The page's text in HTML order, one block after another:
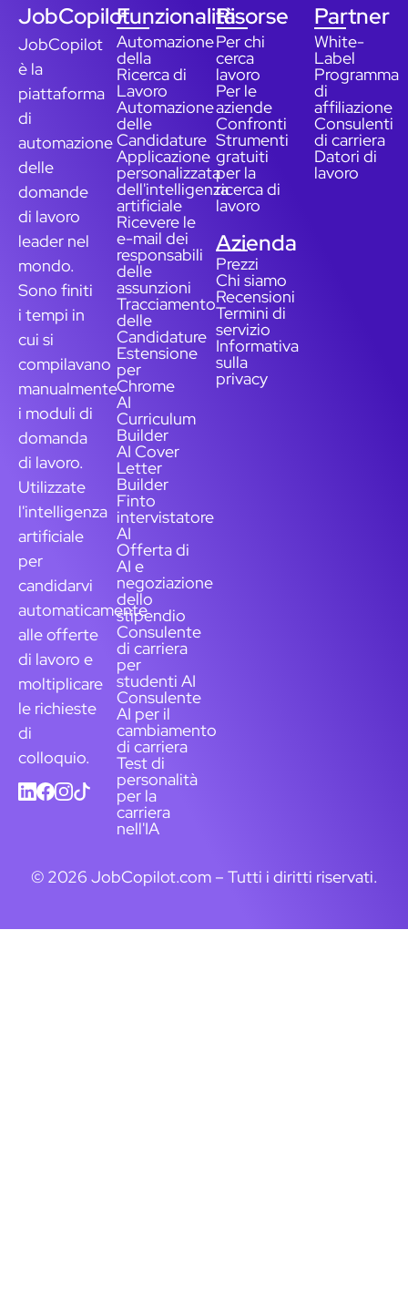
JobCopilot
JobCopilot
è la
piattaforma
di
automazione
delle
domande
di lavoro
leader nel
mondo.
Sono finiti
i tempi in
cui si
compilavano
manualmente
i moduli di
domanda
di lavoro.
Utilizzate
l'intelligenza
artificiale
per
candidarvi
automaticamente
alle offerte
di lavoro e
moltiplicare
le richieste
di
colloquio.
Funzionalità
Automazione
della
Ricerca di
Lavoro
Automazione
delle
Candidature
Applicazione
personalizzata
dell'intelligenza
artificiale
Ricevere le
e-mail dei
responsabili
delle
assunzioni
Tracciamento
delle
Candidature
Estensione
per
Chrome
AI
Curriculum
Builder
AI Cover
Letter
Builder
Finto
intervistatore
AI
Offerta di
AI e
negoziazione
dello
stipendio
Consulente
di carriera
per
studenti AI
Consulente
AI per il
cambiamento
di carriera
Test di
personalità
per la
carriera
nell'IA
Risorse
Per chi
cerca
lavoro
Per le
aziende
Confronti
Strumenti
gratuiti
per la
ricerca di
lavoro
Azienda
Prezzi
Chi siamo
Recensioni
Termini di
servizio
Informativa
sulla
privacy
Partner
White-
Label
Programma
di
affiliazione
Consulenti
di carriera
Datori di
lavoro
© 2026 JobCopilot.com – Tutti i diritti riservati.